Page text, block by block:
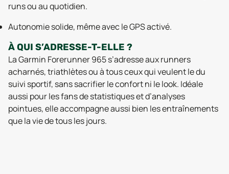
runs ou au quotidien.
Autonomie solide, même avec le GPS activé.
À QUI S’ADRESSE-T-ELLE ?
La Garmin Forerunner 965 s’adresse aux runners
acharnés, triathlètes ou à tous ceux qui veulent le du
suivi sportif, sans sacrifier le confort ni le look. Idéale
aussi pour les fans de statistiques et d’analyses
pointues, elle accompagne aussi bien les entraînements
que la vie de tous les jours.